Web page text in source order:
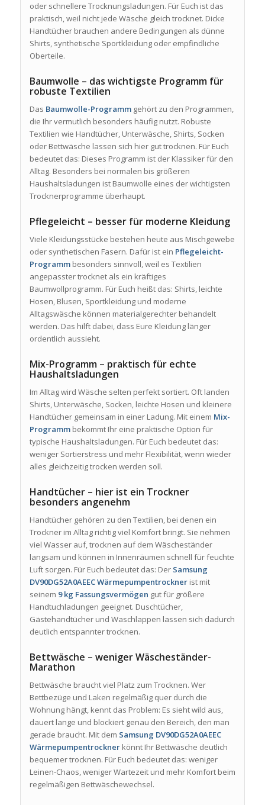
oder schnellere Trocknungsladungen. Für Euch ist das
praktisch, weil nicht jede Wäsche gleich trocknet. Dicke
Handtücher brauchen andere Bedingungen als dünne
Shirts, synthetische Sportkleidung oder empfindliche
Oberteile.
Baumwolle – das wichtigste Programm für
robuste Textilien
Das Baumwolle-Programmgehört zu den Programmen,
die Ihr vermutlich besonders häufig nutzt. Robuste
Textilien wie Handtücher, Unterwäsche, Shirts, Socken
oder Bettwäsche lassen sich hier gut trocknen. Für Euch
bedeutet das: Dieses Programm ist der Klassiker für den
Alltag. Besonders bei normalen bis größeren
Haushaltsladungen ist Baumwolle eines der wichtigsten
Trocknerprogramme überhaupt.
Pflegeleicht – besser für moderne Kleidung
Viele Kleidungsstücke bestehen heute aus Mischgewebe
oder synthetischen Fasern. Dafür ist ein Pflegeleicht-
Programmbesonders sinnvoll, weil es Textilien
angepasster trocknet als ein kräftiges
Baumwollprogramm. Für Euch heißt das: Shirts, leichte
Hosen, Blusen, Sportkleidung und moderne
Alltagswäsche können materialgerechter behandelt
werden. Das hilft dabei, dass Eure Kleidung länger
ordentlich aussieht.
Mix-Programm – praktisch für echte
Haushaltsladungen
Im Alltag wird Wäsche selten perfekt sortiert. Oft landen
Shirts, Unterwäsche, Socken, leichte Hosen und kleinere
Handtücher gemeinsam in einer Ladung. Mit einem Mix-
Programmbekommt Ihr eine praktische Option für
typische Haushaltsladungen. Für Euch bedeutet das:
weniger Sortierstress und mehr Flexibilität, wenn wieder
alles gleichzeitig trocken werden soll.
Handtücher – hier ist ein Trockner
besonders angenehm
Handtücher gehören zu den Textilien, bei denen ein
Trockner im Alltag richtig viel Komfort bringt. Sie nehmen
viel Wasser auf, trocknen auf dem Wäscheständer
langsam und können in Innenräumen schnell für feuchte
Luft sorgen. Für Euch bedeutet das: Der Samsung
DV90DG52A0AEEC Wärmepumpentrocknerist mit
seinem 9 kg Fassungsvermögen gut für größere
Handtuchladungen geeignet. Duschtücher,
Gästehandtücher und Waschlappen lassen sich dadurch
deutlich entspannter trocknen.
Bettwäsche – weniger Wäscheständer-
Marathon
Bettwäsche braucht viel Platz zum Trocknen. Wer
Bettbezüge und Laken regelmäßig quer durch die
Wohnung hängt, kennt das Problem: Es sieht wild aus,
dauert lange und blockiert genau den Bereich, den man
gerade braucht. Mit dem Samsung DV90DG52A0AEEC
Wärmepumpentrocknerkönnt Ihr Bettwäsche deutlich
bequemer trocknen. Für Euch bedeutet das: weniger
Leinen-Chaos, weniger Wartezeit und mehr Komfort beim
regelmäßigen Bettwäschewechsel.